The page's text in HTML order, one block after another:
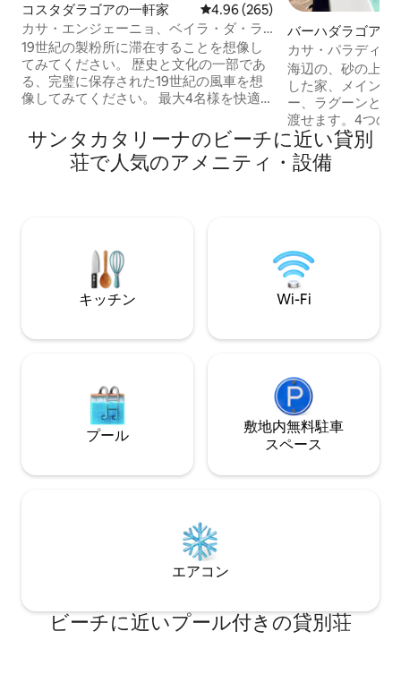
コスタダラゴアの一軒家 レビュー265件、5つ星中4.96つ
4.96 (265)
カサ・エンジェーニョ、ベイラ・ダ・ラ
ゴア歴史的環境
19世紀の製粉所に滞在することを想像し
てみてください。 歴史と文化の一部であ
る、完璧に保存された19世紀の風車を想
像してみてください。 最大4名様を快適
イサオ湖の水を正面から見渡す壮大な景
色、デッキ、家の前に広がる美しいビー
チ。 アトランティックフォレストとその
またはトレイルでアクセスできます。
バーハダラゴアの
カサ・パラディシ
グジー 海に面し
海辺の、砂の上で
した家、メイン
ー、ラグーンとユ
渡せます。4つの
つのスイートと2
された住居。美し
辺に面したキオ
ーチ。スタンドア
カヤック1台が含
サンタカタリーナのビーチに近い貸別
荘で人気のアメニティ・設備
キッチン Wi-Fi
プール
敷地内無料駐⁠車
ス⁠ペ⁠ー⁠ス
エアコン
ビーチに近いプール付きの貸別荘